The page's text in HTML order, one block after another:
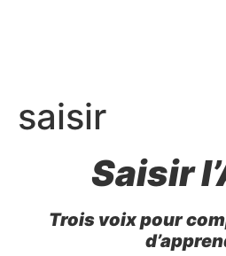
saisir
Saisir
Trois voix pour